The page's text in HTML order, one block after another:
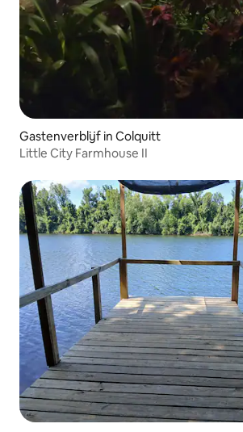
Gastenverblijf in Colquitt
Little City Farmhouse II